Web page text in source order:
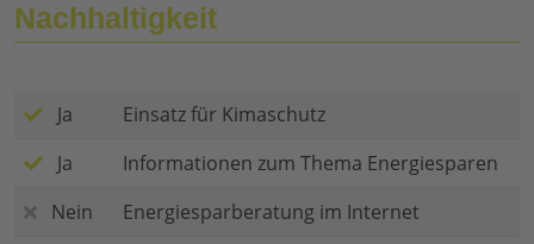
Nachhaltigkeit
Ja
Einsatz für Kimaschutz
Ja
Informationen zum Thema Energiesparen
Nein
Energiesparberatung im Internet